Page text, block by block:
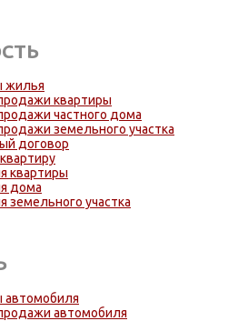
жилья
квартиры
частного дома
земельного участка
договор
квартиры
дома
земельного участка
автомобиля
автомобиля